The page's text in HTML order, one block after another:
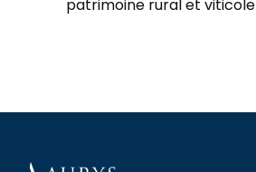
patrimoine rural et viticole